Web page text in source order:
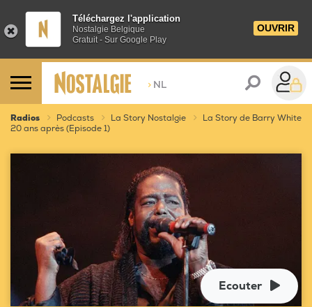
Téléchargez l'application
Nostalgie Belgique
Gratuit - Sur Google Play
OUVRIR
> NL
Radios Podcasts La Story Nostalgie
La Story de Barry White
20 ans après (Episode 1)
Ecouter